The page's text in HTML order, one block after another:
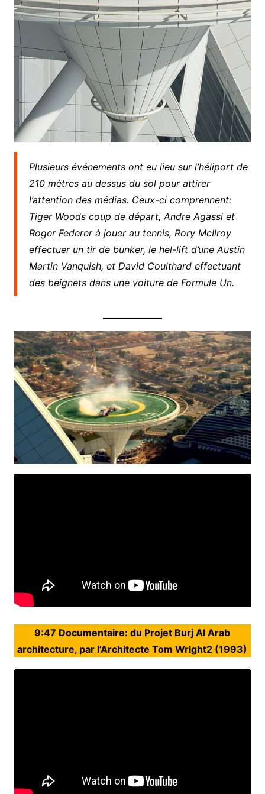
Plusieurs événements ont eu lieu sur l’héliport de
210 mètres au dessus du sol pour attirer
l’attention des médias. Ceux-ci comprennent:
Tiger Woods coup de départ, Andre Agassi et
Roger Federer à jouer au tennis, Rory McIlroy
effectuer un tir de bunker, le hel-lift d’une Austin
Martin Vanquish, et David Coulthard effectuant
des beignets dans une voiture de Formule Un.
9:47 Documentaire: du Projet Burj Al Arab
architecture, par l’Architecte Tom Wright2 (1993)